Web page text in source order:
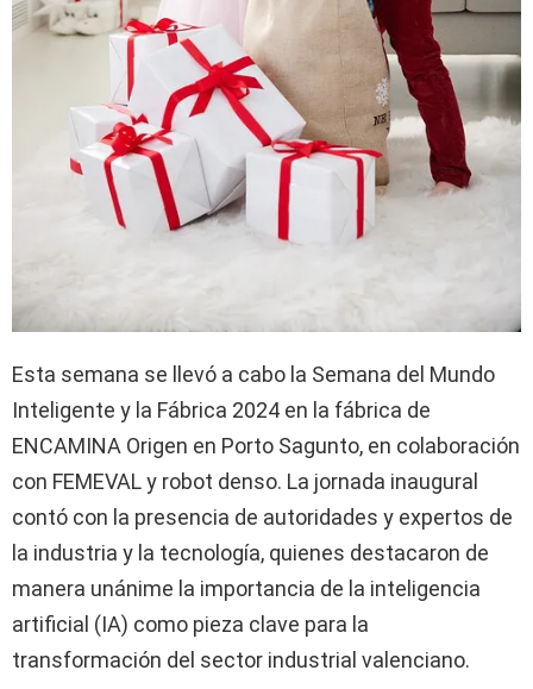
Esta semana se llevó a cabo la Semana del Mundo
Inteligente y la Fábrica 2024 en la fábrica de
ENCAMINA Origen en Porto Sagunto, en colaboración
con FEMEVAL y robot denso. La jornada inaugural
contó con la presencia de autoridades y expertos de
la industria y la tecnología, quienes destacaron de
manera unánime la importancia de la inteligencia
artificial (IA) como pieza clave para la
transformación del sector industrial valenciano.